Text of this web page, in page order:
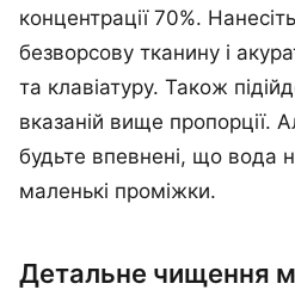
концентрації 70%.
безворсову тканину і
та клавіатуру. Також
вказаній вище пропорції.
будьте впевнені, що вода
маленькі проміжки.
Детальне чищення